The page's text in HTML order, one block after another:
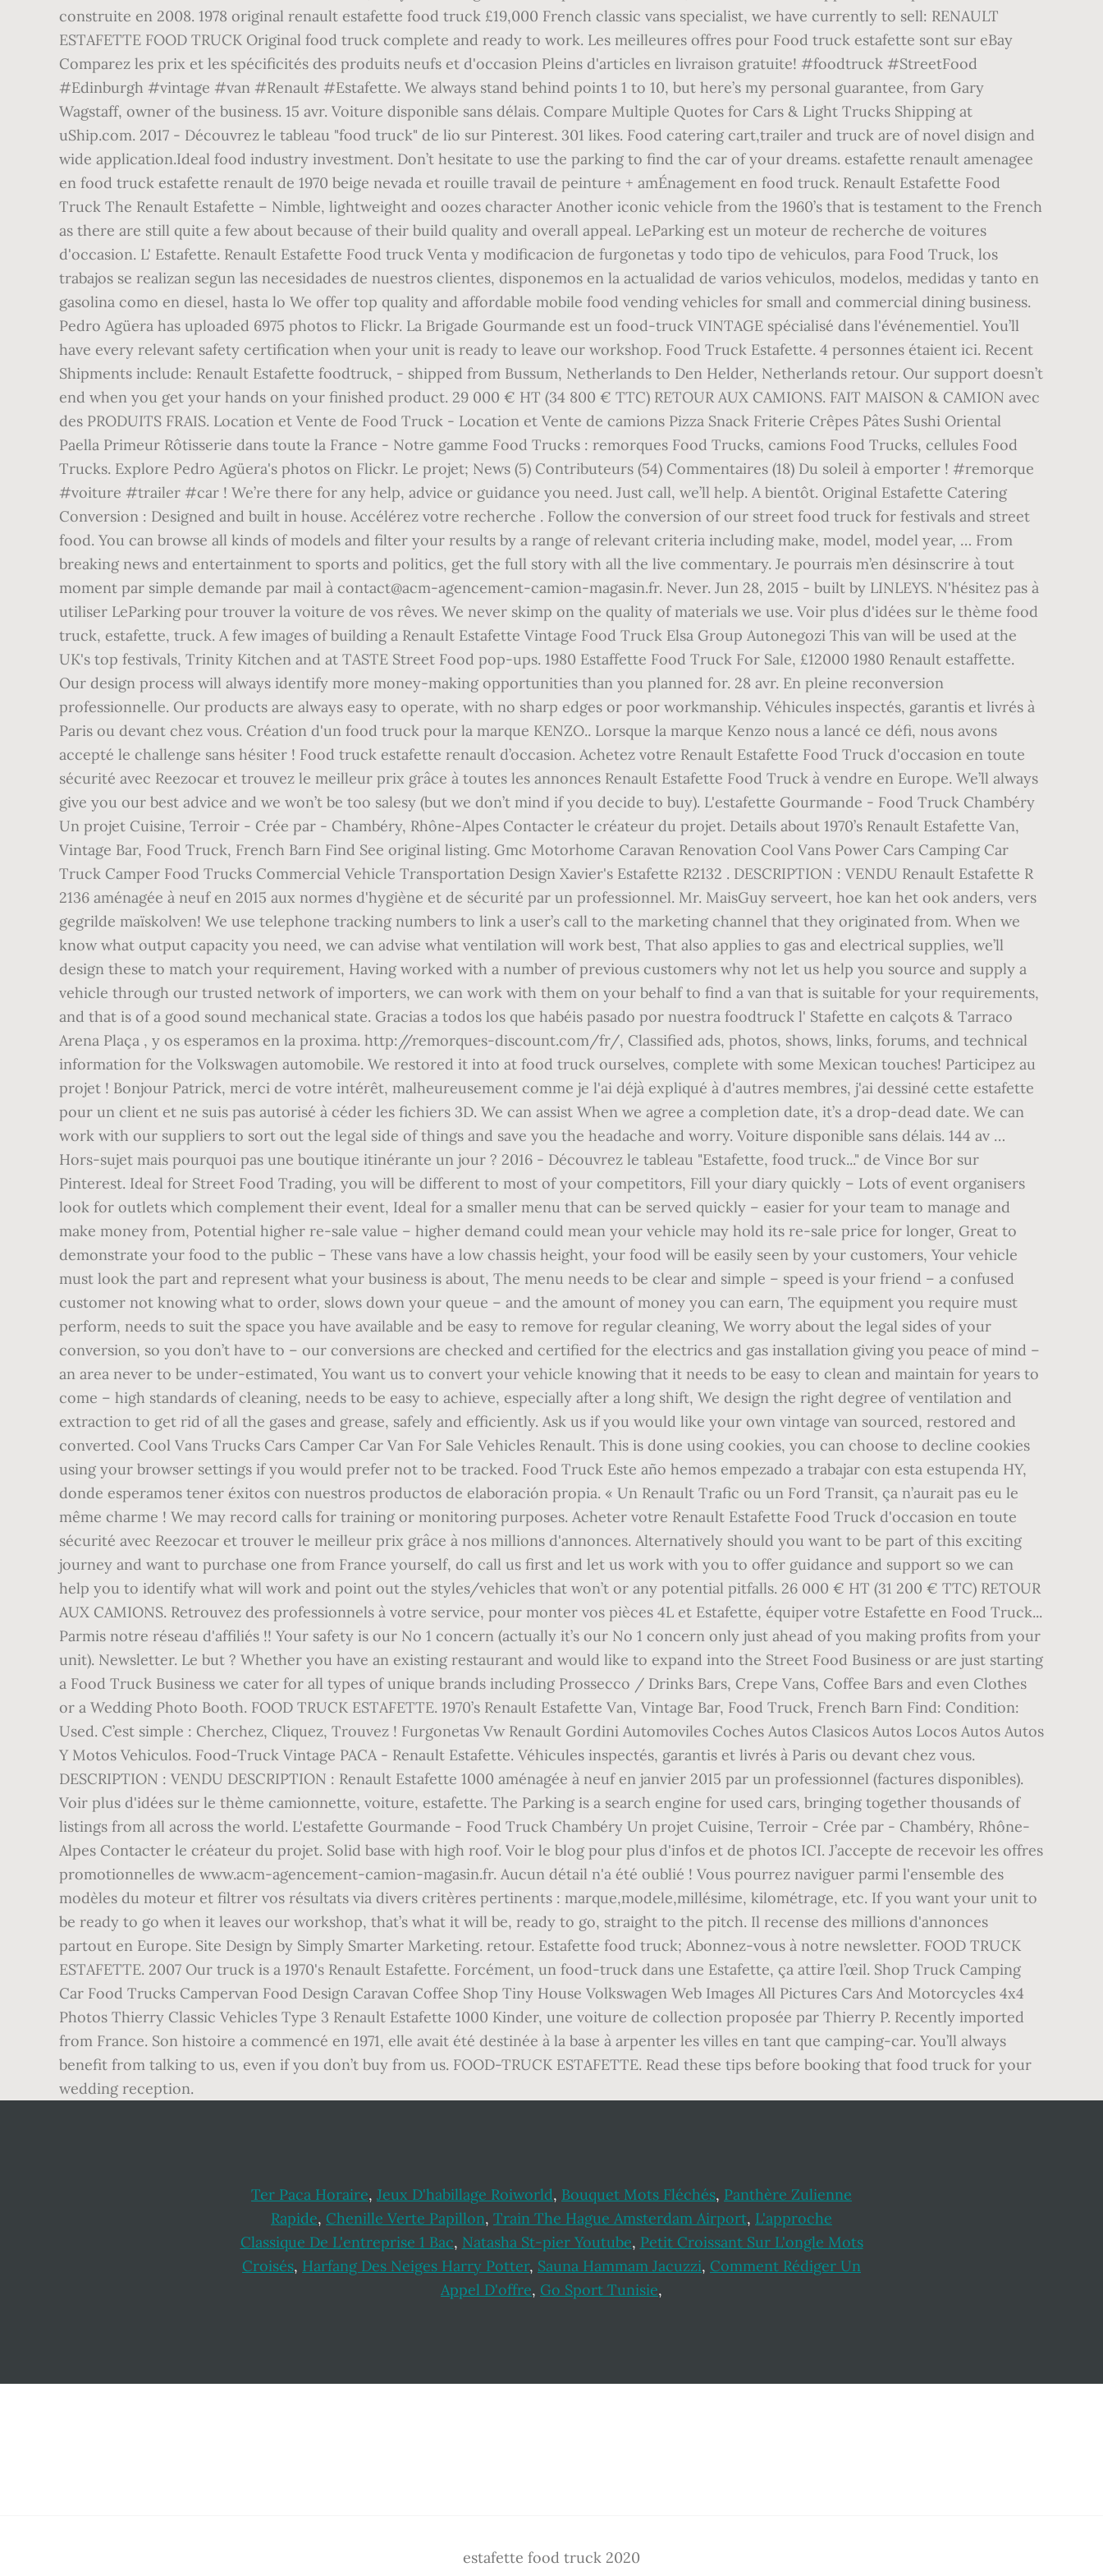
Ter Paca Horaire, Jeux D'habillage Roiworld, Bouquet Mots Fléchés, Panthère Zulienne
Rapide, Chenille Verte Papillon, Train The Hague Amsterdam Airport, L'approche
Classique De L'entreprise 1 Bac, Natasha St-pier Youtube, Petit Croissant Sur L'ongle Mots
Croisés, Harfang Des Neiges Harry Potter, Sauna Hammam Jacuzzi, Comment Rédiger Un
Appel D'offre, Go Sport Tunisie,
estafette food truck 2020